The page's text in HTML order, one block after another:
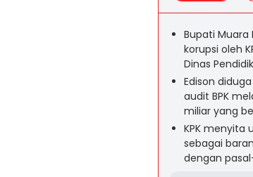
Bupati Muara
korupsi oleh
Dinas
Edison
audit BPK
miliar yang
KPK menyita
sebagai
dengan